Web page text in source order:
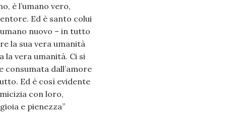
è l’umano vero,
Ed è santo colui
nuovo – in tutto
la sua vera umanità
vera umanità. Ci si
dall’amore
Ed è così evidente
con loro,
e pienezza”